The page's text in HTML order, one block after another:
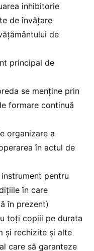
inhibitorie
de învățare
de
principal de
se menține prin
formare continuă
organizare a
în actul de
pentru
în care
în prezent)
toți copiii pe durata
și rechizite și alte
care să garanteze